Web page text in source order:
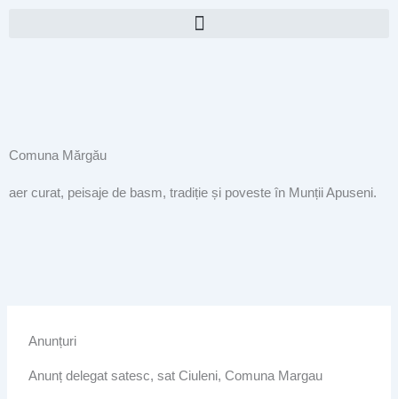
Comuna Mărgău
aer curat, peisaje de basm, tradiție și poveste în Munții Apuseni.
Anunțuri
Anunț delegat satesc, sat Ciuleni, Comuna Margau